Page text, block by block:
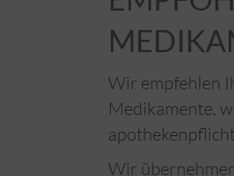
Wir empfehlen
Medikamente,
Wir